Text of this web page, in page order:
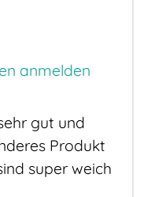
anmelden
gut und
Produkt
super weich